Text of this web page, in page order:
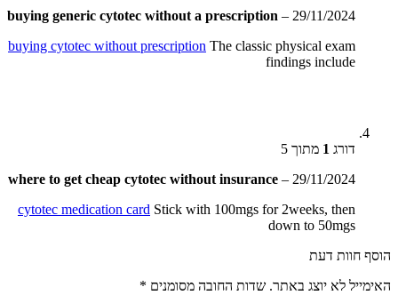
buying generic cytotec without a prescription – 29/11/2024
buying cytotec without prescription The classic physical exam
findings include
דורג 1 מתוך 5
where to get cheap cytotec without insurance – 29/11/2024
cytotec medication card Stick with 100mgs for 2weeks, then
down to 50mgs
הוסף חוות דעת
האימייל לא יוצג באתר. שדות החובה מסומנים *